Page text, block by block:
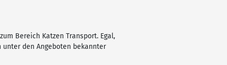
Bereich Katzen Transport. Egal,
den Angeboten bekannter